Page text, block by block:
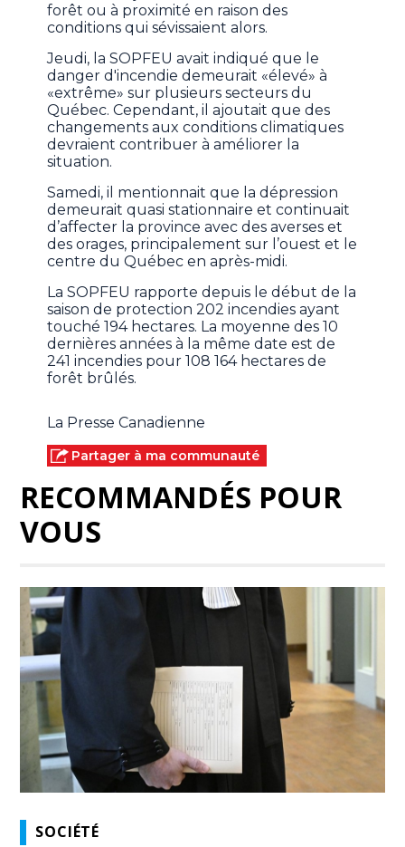
forêt ou à proximité en raison des
conditions qui sévissaient alors.
Jeudi, la SOPFEU avait indiqué que le
danger d'incendie demeurait «élevé» à
«extrême» sur plusieurs secteurs du
Québec. Cependant, il ajoutait que des
changements aux conditions climatiques
devraient contribuer à améliorer la
situation.
Samedi, il mentionnait que la dépression
demeurait quasi stationnaire et continuait
d’affecter la province avec des averses et
des orages, principalement sur l’ouest et le
centre du Québec en après-midi.
La SOPFEU rapporte depuis le début de la
saison de protection 202 incendies ayant
touché 194 hectares. La moyenne des 10
dernières années à la même date est de
241 incendies pour 108 164 hectares de
forêt brûlés.
La Presse Canadienne
Partager à ma communauté
RECOMMANDÉS POUR
VOUS
SOCIÉTÉ